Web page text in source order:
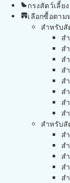
กรงสัตว์เลี้ย
เลือกซื้อตาม
สำหรับสั
ส
ส
ส
ส
ส
ส
ส
ส
สำหรับสั
ส
ส
ส
ส
ส